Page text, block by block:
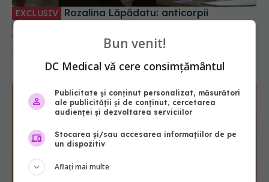
EXCLUSIV
monoclonali nu înlocuiesc vaccinarea și nu vor
face minuni
26 oct 2021, 18:17 Bun venit!
DC Medical vă cere consimțământul
Publicitate și conținut personalizat, măsurători
ale publicității și de conținut, cercetarea
audienței și dezvoltarea serviciilor
Stocarea și/sau accesarea informațiilor de pe
un dispozitiv
Aflați mai multe